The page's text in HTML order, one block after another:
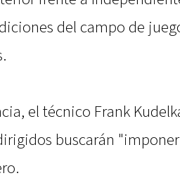
del campo de
el técnico Frank
buscarán